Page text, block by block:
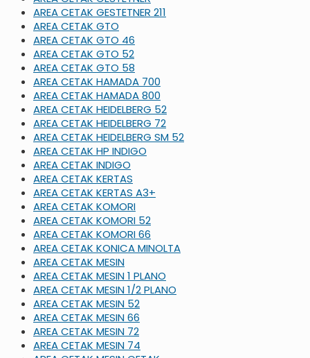
AREA CETAK GESTETNER 211
AREA CETAK GTO
AREA CETAK GTO 46
AREA CETAK GTO 52
AREA CETAK GTO 58
AREA CETAK HAMADA 700
AREA CETAK HAMADA 800
AREA CETAK HEIDELBERG 52
AREA CETAK HEIDELBERG 72
AREA CETAK HEIDELBERG SM 52
AREA CETAK HP INDIGO
AREA CETAK INDIGO
AREA CETAK KERTAS
AREA CETAK KERTAS A3+
AREA CETAK KOMORI
AREA CETAK KOMORI 52
AREA CETAK KOMORI 66
AREA CETAK KONICA MINOLTA
AREA CETAK MESIN
AREA CETAK MESIN 1 PLANO
AREA CETAK MESIN 1/2 PLANO
AREA CETAK MESIN 52
AREA CETAK MESIN 66
AREA CETAK MESIN 72
AREA CETAK MESIN 74